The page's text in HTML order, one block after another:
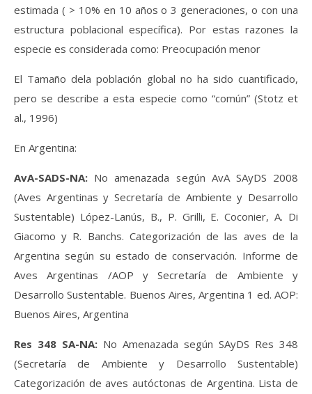
estimada ( > 10% en 10 años o 3 generaciones, o con una
estructura poblacional específica). Por estas razones la
especie es considerada como: Preocupación menor
El Tamaño dela población global no ha sido cuantificado,
pero se describe a esta especie como “común” (Stotz et
al., 1996)
En Argentina:
AvA-SADS-NA: No amenazada según AvA SAyDS 2008
(Aves Argentinas y Secretaría de Ambiente y Desarrollo
Sustentable) López-Lanús, B., P. Grilli, E. Coconier, A. Di
Giacomo y R. Banchs. Categorización de las aves de la
Argentina según su estado de conservación. Informe de
Aves Argentinas /AOP y Secretaría de Ambiente y
Desarrollo Sustentable. Buenos Aires, Argentina 1 ed. AOP:
Buenos Aires, Argentina
Res 348 SA-NA: No Amenazada según SAyDS Res 348
(Secretaría de Ambiente y Desarrollo Sustentable)
Categorización de aves autóctonas de Argentina. Lista de